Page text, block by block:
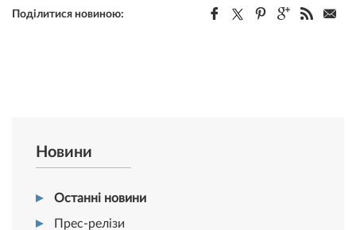
Поділитися новиною:
Новини
Останні новини
Прес-релізи